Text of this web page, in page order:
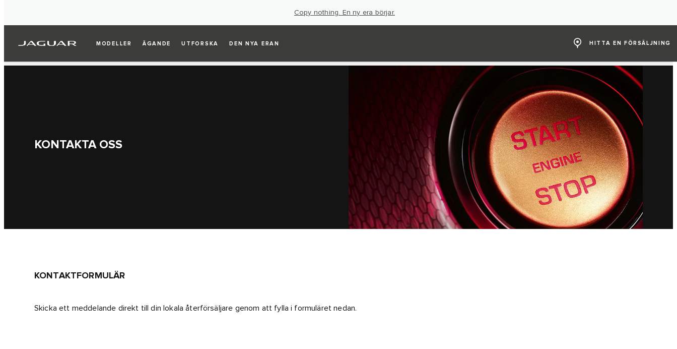
Copy nothing. En ny era börjar.
MODELLER ÄGANDE UTFORSKA DEN NYA ERAN HITTA EN FÖRSÄLJNING
KONTAKTA OSS
KONTAKTFORMULÄR
Skicka ett meddelande direkt till din lokala återförsäljare genom att fylla i formuläret nedan.